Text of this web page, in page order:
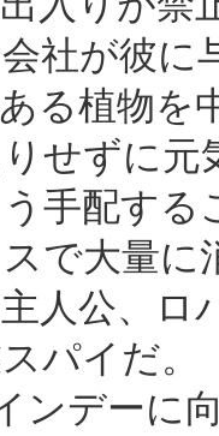
社が彼
る植物を
せずに
手配する
で大量に
人公、ロ
パイだ。
ンデーに